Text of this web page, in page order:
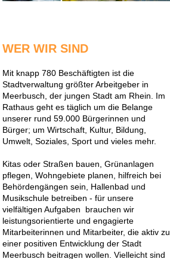
WER WIR SIND
Mit knapp 780 Beschäftigten ist die
Stadtverwaltung größter Arbeitgeber in
Meerbusch, der jungen Stadt am Rhein. Im
Rathaus geht es täglich um die Belange
unserer rund 59.000 Bürgerinnen und
Bürger; um Wirtschaft, Kultur, Bildung,
Umwelt, Soziales, Sport und vieles mehr.
Kitas oder Straßen bauen, Grünanlagen
pflegen, Wohngebiete planen, hilfreich bei
Behördengängen sein, Hallenbad und
Musikschule betreiben - für unsere
vielfältigen Aufgaben brauchen wir
leistungsorientierte und engagierte
Mitarbeiterinnen und Mitarbeiter, die aktiv zu
einer positiven Entwicklung der Stadt
Meerbusch beitragen wollen. Vielleicht sind